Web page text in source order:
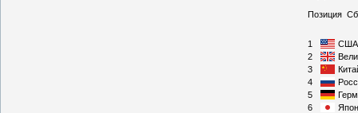
Позиция
1
США
2
3
4
5
6